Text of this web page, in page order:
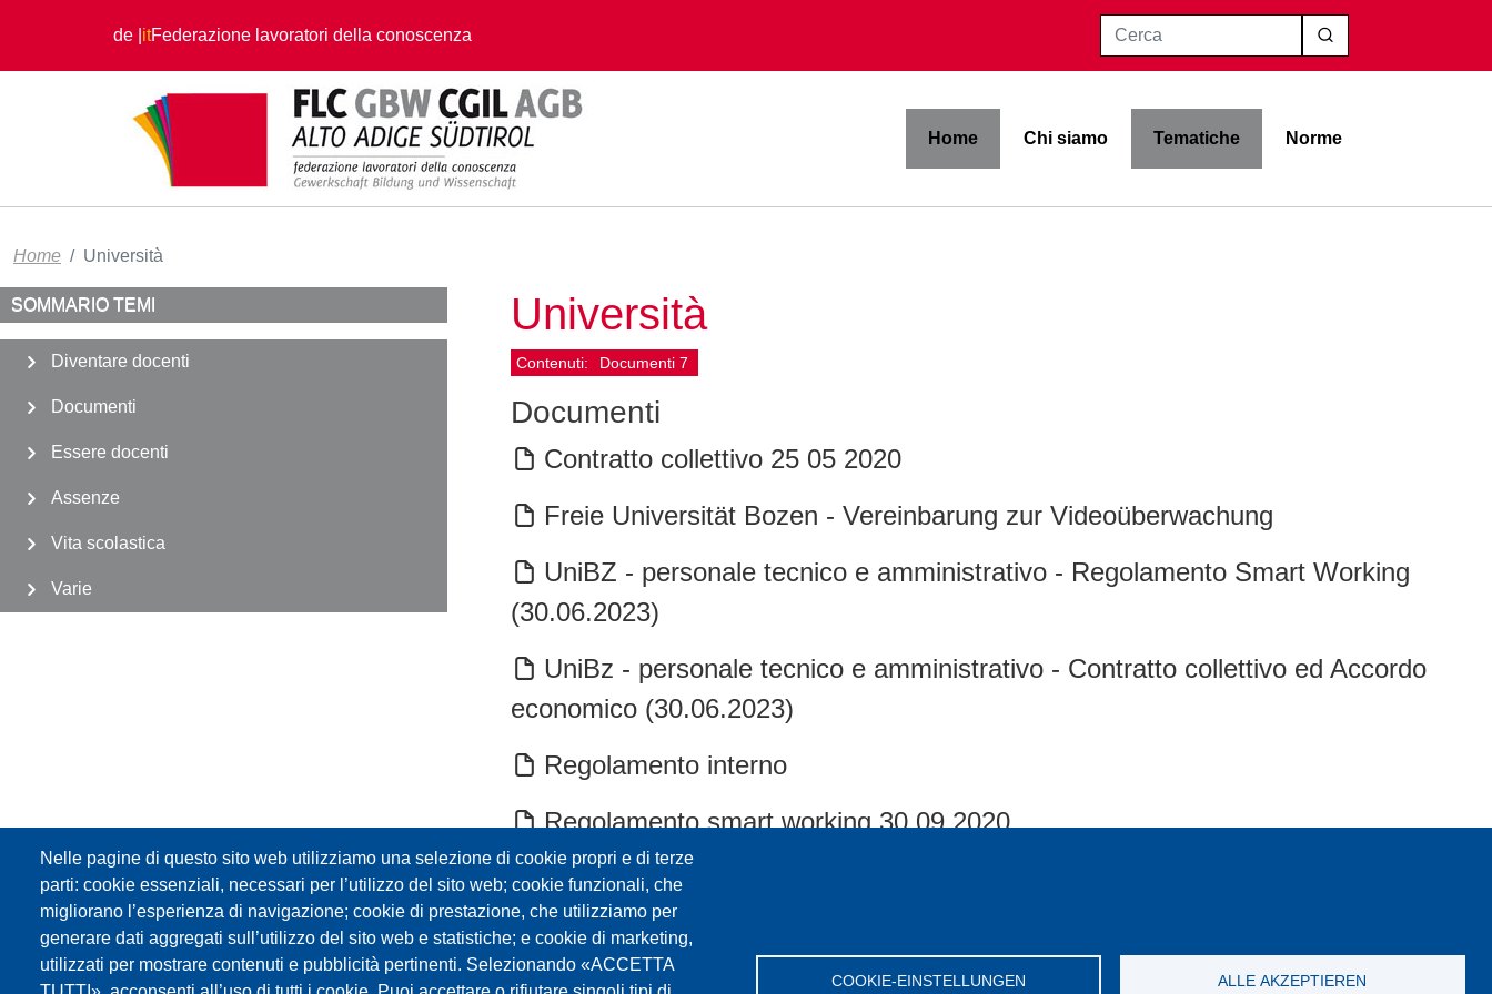
de itFederazione lavoratori della conoscenza
Nelle pagine di questo sito web utilizziamo una selezione di cookie propri e di terze
parti: cookie essenziali, necessari per l’utilizzo del sito web; cookie funzionali, che
migliorano l’esperienza di navigazione; cookie di prestazione, che utilizziamo per
generare dati aggregati sull’utilizzo del sito web e statistiche; e cookie di marketing,
utilizzati per mostrare contenuti e pubblicità pertinenti. Selezionando «ACCETTA
COOKIE-EINSTELLUNGEN ALLE AKZEPTIEREN
Cerca
Home Chi siamo Tematiche Norme
Home Università
Università
Contenuti: Documenti 7
Documenti
Contratto collettivo 25 05 2020
Freie Universität Bozen - Vereinbarung zur Videoüberwachung
UniBZ - personale tecnico e amministrativo - Regolamento Smart Working
(30.06.2023)
UniBz - personale tecnico e amministrativo - Contratto collettivo ed Accordo
economico (30.06.2023)
Regolamento interno
Regolamento smart working 30 09 2020
April/e 2017 Contratto, Accordo, Tabelle - Vertrag, Vereinbarung und
Gehaltstabellen
SOMMARIO TEMI
Diventare docenti
Documenti
Essere docenti
Assenze
Vita scolastica
Varie